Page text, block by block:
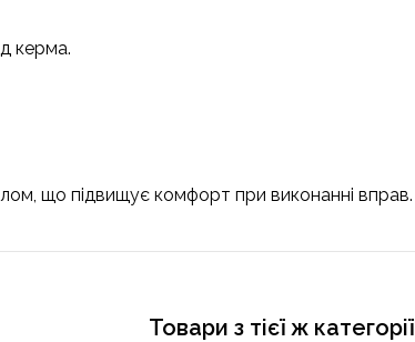
керма.
що підвищує комфорт при виконанні вправ.
Товари з тієї ж категорії